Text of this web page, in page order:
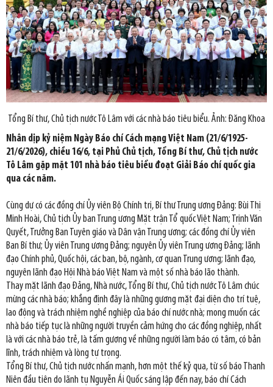
Tổng Bí thư, Chủ tịch nước Tô Lâm với các nhà báo tiêu biểu. Ảnh: Đăng Khoa
Nhân dịp kỷ niệm Ngày Báo chí Cách mạng Việt Nam (21/6/1925-
21/6/2026), chiều 16/6, tại Phủ Chủ tịch, Tổng Bí thư, Chủ tịch nước
Tô Lâm gặp mặt 101 nhà báo tiêu biểu đoạt Giải Báo chí quốc gia
qua các năm.
Cùng dự có các đồng chí Ủy viên Bộ Chính trị, Bí thư Trung ương Đảng: Bùi Thị
Minh Hoài, Chủ tịch Ủy ban Trung ương Mặt trận Tổ quốc Việt Nam; Trịnh Văn
Quyết, Trưởng Ban Tuyên giáo và Dân vận Trung ương; các đồng chí Ủy viên
Ban Bí thư; Ủy viên Trung ương Đảng; nguyên Ủy viên Trung ương Đảng; lãnh
đạo Chính phủ, Quốc hội, các ban, bộ, ngành, cơ quan Trung ương; lãnh đạo,
nguyên lãnh đạo Hội Nhà báo Việt Nam và một số nhà báo lão thành.
Thay mặt lãnh đạo Đảng, Nhà nước, Tổng Bí thư, Chủ tịch nước Tô Lâm chúc
mừng các nhà báo; khẳng định đây là những gương mặt đại diện cho trí tuệ,
lao động và trách nhiệm nghề nghiệp của báo chí nước nhà; mong muốn các
nhà báo tiếp tục là những người truyền cảm hứng cho các đồng nghiệp, nhất
là với các nhà báo trẻ, là tấm gương về những người làm báo có tâm, có bản
lĩnh, trách nhiệm và lòng tự trọng.
Tổng Bí thư, Chủ tịch nước nhấn mạnh, hơn một thế kỷ qua, từ số báo Thanh
Niên đầu tiên do lãnh tụ Nguyễn Ái Quốc sáng lập đến nay, báo chí Cách